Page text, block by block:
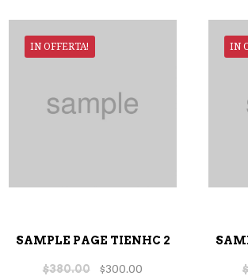
IN OFFERTA!
SAMPLE PAGE TIENHC 2
$380.00 $300.00
IN
$